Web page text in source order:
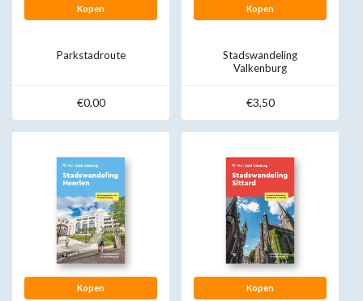
Kopen
Parkstadroute
€0,00
Kopen
Stadswandeling
Valkenburg
€3,50
Kopen Kopen